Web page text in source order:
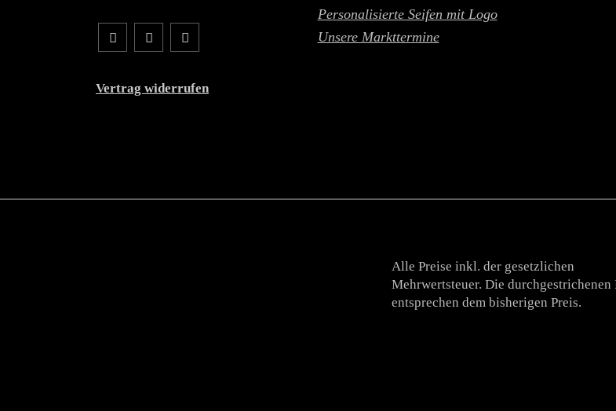
Vertrag widerrufen
Personalisierte Seifen mit Logo
Unsere Markttermine
Alle Preise inkl. der gesetzlichen
Mehrwertsteuer. Die durchgestrichenen
entsprechen dem bisherigen Preis.